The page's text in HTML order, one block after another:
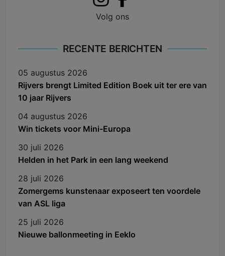
Volg ons
RECENTE BERICHTEN
05 augustus 2026
Rijvers brengt Limited Edition Boek uit ter ere van
10 jaar Rijvers
04 augustus 2026
Win tickets voor Mini-Europa
30 juli 2026
Helden in het Park in een lang weekend
28 juli 2026
Zomergems kunstenaar exposeert ten voordele
van ASL liga
25 juli 2026
Nieuwe ballonmeeting in Eeklo